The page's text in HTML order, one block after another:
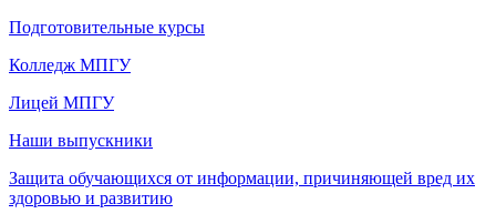
Подготовительные курсы
Колледж МПГУ
Лицей МПГУ
Наши выпускники
Защита обучающихся от информации, причиняющей вред их
здоровью и развитию